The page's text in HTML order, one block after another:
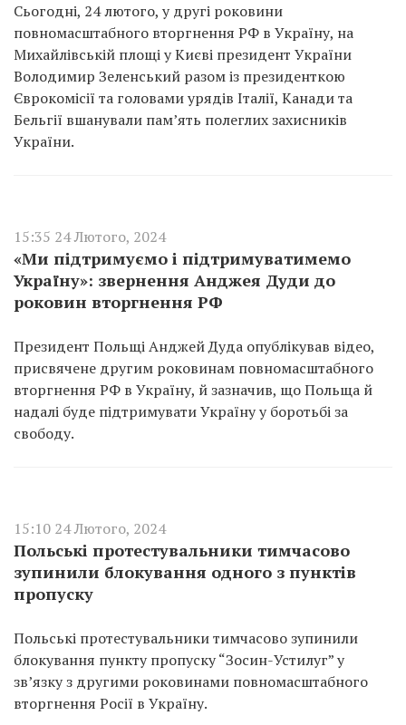
Сьогодні, 24 лютого, у другі роковини
повномасштабного вторгнення РФ в Україну, на
Михайлівській площі у Києві президент України
Володимир Зеленський разом із президенткою
Єврокомісії та головами урядів Італії, Канади та
Бельгії вшанували пам’ять полеглих захисників
України.
15:35 24 Лютого, 2024
«Ми підтримуємо і підтримуватимемо
Україну»: звернення Анджея Дуди до
роковин вторгнення РФ
Президент Польщі Анджей Дуда опублікував відео,
присвячене другим роковинам повномасштабного
вторгнення РФ в Україну, й зазначив, що Польща й
надалі буде підтримувати Україну у боротьбі за
свободу.
15:10 24 Лютого, 2024
Польські протестувальники тимчасово
зупинили блокування одного з пунктів
пропуску
Польські протестувальники тимчасово зупинили
блокування пункту пропуску “Зосин-Устилуг” у
зв’язку з другими роковинами повномасштабного
вторгнення Росії в Україну.